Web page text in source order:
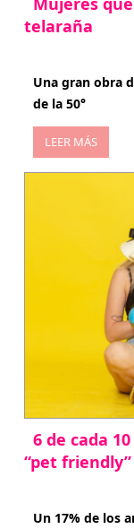
telaraña
Una gran obra
de la 50°
LEER MÁS
6 de cada
“pet friendly”
Un 17% de los